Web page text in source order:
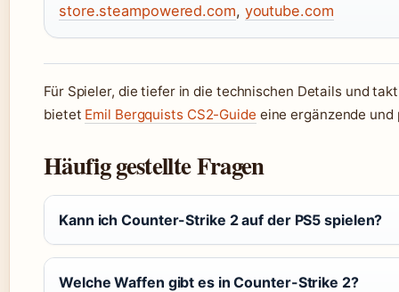
store.steampowered.com, youtube.com
Für Spieler, die tiefer in die technischen Details und
bietet Emil Bergquists CS2-Guide eine ergänzende
Häufig gestellte Fragen
Kann ich Counter-Strike 2 auf der PS5 spielen?
Welche Waffen gibt es in Counter-Strike 2?